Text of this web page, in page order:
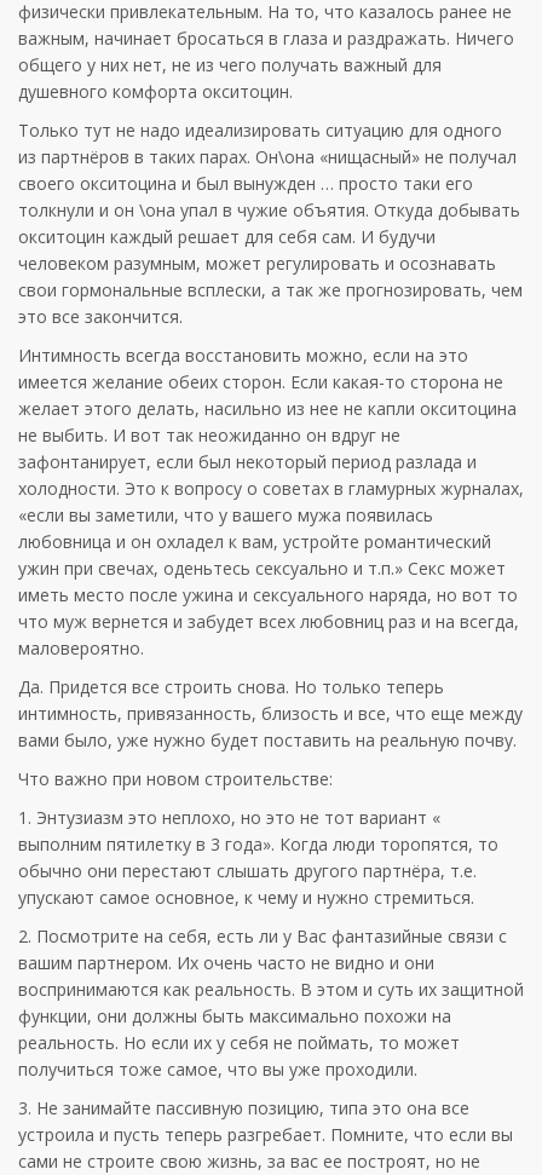
физически привлекательным. На то, что казалось ранее не
важным, начинает бросаться в глаза и раздражать. Ничего
общего у них нет, не из чего получать важный для
душевного комфорта окситоцин.
Только тут не надо идеализировать ситуацию для одного
из партнёров в таких парах. Он\она «нищасный» не получал
своего окситоцина и был вынужден … просто таки его
толкнули и он \она упал в чужие объятия. Откуда добывать
окситоцин каждый решает для себя сам. И будучи
человеком разумным, может регулировать и осознавать
свои гормональные всплески, а так же прогнозировать, чем
это все закончится.
Интимность всегда восстановить можно, если на это
имеется желание обеих сторон. Если какая-то сторона не
желает этого делать, насильно из нее не капли окситоцина
не выбить. И вот так неожиданно он вдруг не
зафонтанирует, если был некоторый период разлада и
холодности. Это к вопросу о советах в гламурных журналах,
«если вы заметили, что у вашего мужа появилась
любовница и он охладел к вам, устройте романтический
ужин при свечах, оденьтесь сексуально и т.п.» Секс может
иметь место после ужина и сексуального наряда, но вот то
что муж вернется и забудет всех любовниц раз и на всегда,
маловероятно.
Да. Придется все строить снова. Но только теперь
интимность, привязанность, близость и все, что еще между
вами было, уже нужно будет поставить на реальную почву.
Что важно при новом строительстве:
1. Энтузиазм это неплохо, но это не тот вариант «
выполним пятилетку в 3 года». Когда люди торопятся, то
обычно они перестают слышать другого партнёра, т.е.
упускают самое основное, к чему и нужно стремиться.
2. Посмотрите на себя, есть ли у Вас фантазийные связи с
вашим партнером. Их очень часто не видно и они
воспринимаются как реальность. В этом и суть их защитной
функции, они должны быть максимально похожи на
реальность. Но если их у себя не поймать, то может
получиться тоже самое, что вы уже проходили.
3. Не занимайте пассивную позицию, типа это она все
устроила и пусть теперь разгребает. Помните, что если вы
сами не строите свою жизнь, за вас ее построят, но не